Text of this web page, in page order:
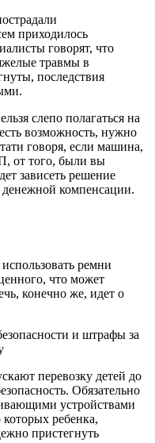
приходилось
говорят, что
травмы в
последствия
слепо полагаться на
возможность, нужно
говоря, если машина,
от того, были вы
зависеть решение
компенсации.
ремни
что может
конечно же, идет о
перевозку детей до
Обязательно
устройствами
ребенка,
пристегнуть